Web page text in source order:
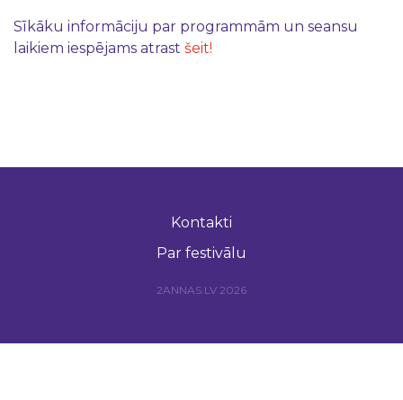
Sīkāku informāciju par programmām un seansu
laikiem iespējams atrast šeit!
Kontakti
Par festivālu
2ANNAS.LV 2026